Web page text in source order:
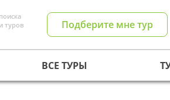
туров
Подберите мне тур
ВСЕ ТУРЫ